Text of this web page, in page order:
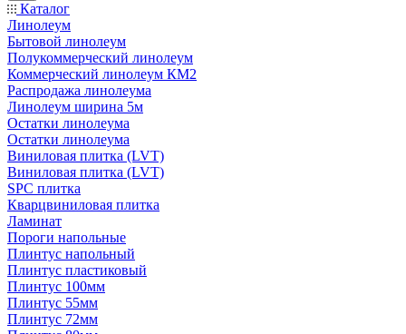
Каталог
Линолеум
Бытовой линолеум
Полукоммерческий линолеум
Коммерческий линолеум КМ2
Распродажа линолеума
Линолеум ширина 5м
Остатки линолеума
Остатки линолеума
Виниловая плитка (LVT)
Виниловая плитка (LVT)
SPC плитка
Кварцвиниловая плитка
Ламинат
Пороги напольные
Плинтус напольный
Плинтус пластиковый
Плинтус 100мм
Плинтус 55мм
Плинтус 72мм